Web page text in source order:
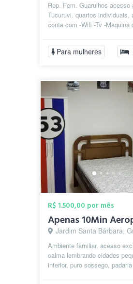
Rep. Fem. Guarulhos acesso
Tucuruvi. quartos individuais,
conta com -Wifi -Tv -Maquina
Para mulheres
R$ 1.500,00 por mês
Jardim Santa Bárbara,
Ambiente familiar, acesso
calma lembrando cidades
interior, puro sossego,